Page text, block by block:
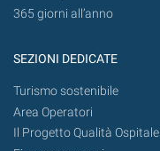
365 giorni all’anno
SEZIONI DEDICATE
Turismo sostenibile
Area Operatori
Il Progetto Qualità Ospitale